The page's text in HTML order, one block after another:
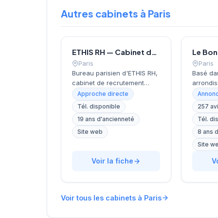
Autres cabinets à Paris
ETHIS RH — Cabinet de recrutement à Paris
Paris
Bureau parisien d'ETHIS RH,
cabinet de recrutement
fondé en 2007, spécialisé
dans le conseil en
ressources humaines, le
recrutement de cadres et
dirigeants, le coaching et
arrondissement de Paris, à
l'équipe accompagne les
dans leurs recherches de
Approche directe
Tél. disponible
19 ans d'ancienneté
Site web
Voir la fiche
Paris
Basé
près de
cœur de
rue de
dans
257
Tél.
8 ans
Site
Voir tous les cabinets à Paris